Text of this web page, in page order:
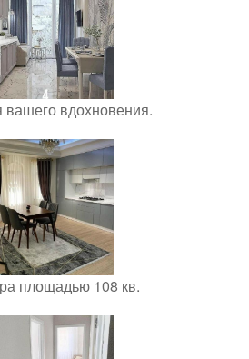
вашего вдохновения.
площадью 108 кв.